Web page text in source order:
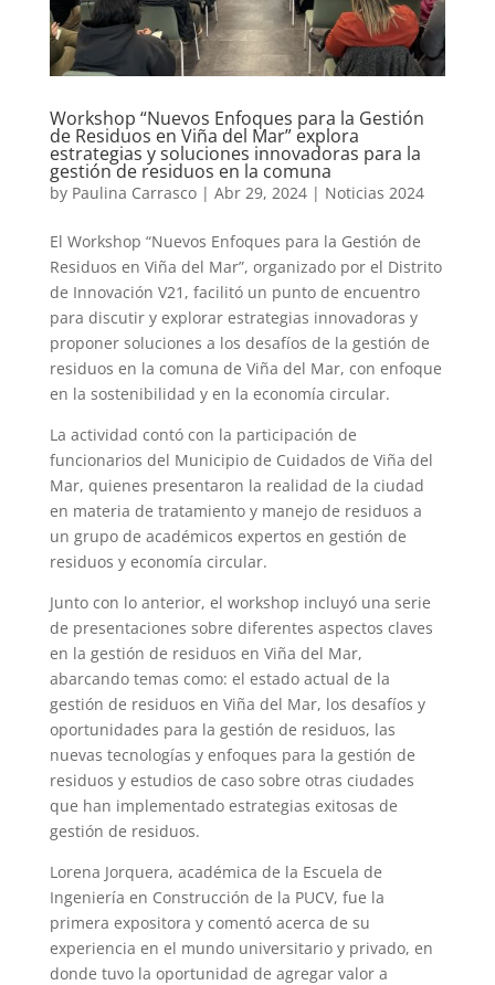
Workshop “Nuevos Enfoques para la Gestión
de Residuos en Viña del Mar” explora
estrategias y soluciones innovadoras para la
gestión de residuos en la comuna
by Paulina Carrasco| Abr 29, 2024| Noticias 2024
El Workshop “Nuevos Enfoques para la Gestión de
Residuos en Viña del Mar”, organizado por el Distrito
de Innovación V21, facilitó un punto de encuentro
para discutir y explorar estrategias innovadoras y
proponer soluciones a los desafíos de la gestión de
residuos en la comuna de Viña del Mar, con enfoque
en la sostenibilidad y en la economía circular.
La actividad contó con la participación de
funcionarios del Municipio de Cuidados de Viña del
Mar, quienes presentaron la realidad de la ciudad
en materia de tratamiento y manejo de residuos a
un grupo de académicos expertos en gestión de
residuos y economía circular.
Junto con lo anterior, el workshop incluyó una serie
de presentaciones sobre diferentes aspectos claves
en la gestión de residuos en Viña del Mar,
abarcando temas como: el estado actual de la
gestión de residuos en Viña del Mar, los desafíos y
oportunidades para la gestión de residuos, las
nuevas tecnologías y enfoques para la gestión de
residuos y estudios de caso sobre otras ciudades
que han implementado estrategias exitosas de
gestión de residuos.
Lorena Jorquera, académica de la Escuela de
Ingeniería en Construcción de la PUCV, fue la
primera expositora y comentó acerca de su
experiencia en el mundo universitario y privado, en
donde tuvo la oportunidad de agregar valor a